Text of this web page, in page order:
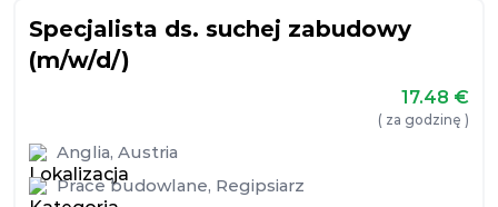
Specjalista ds. suchej zabudowy
(m/w/d/)
17.48 €
( za godzinę )
Anglia, Austria
Prace budowlane, Regipsiarz